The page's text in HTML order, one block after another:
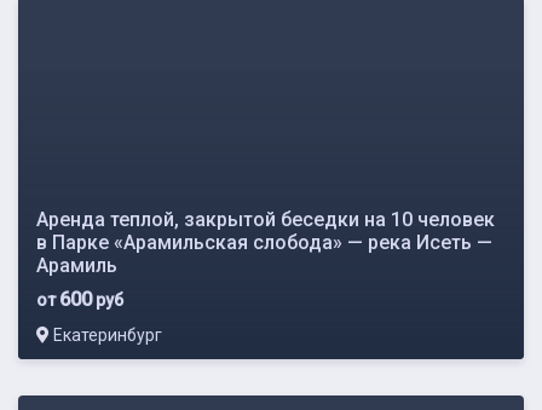
Аренда теплой, закрытой беседки на 10 человек
в Парке «Арамильская слобода» — река Исеть —
Арамиль
от600руб
Екатеринбург